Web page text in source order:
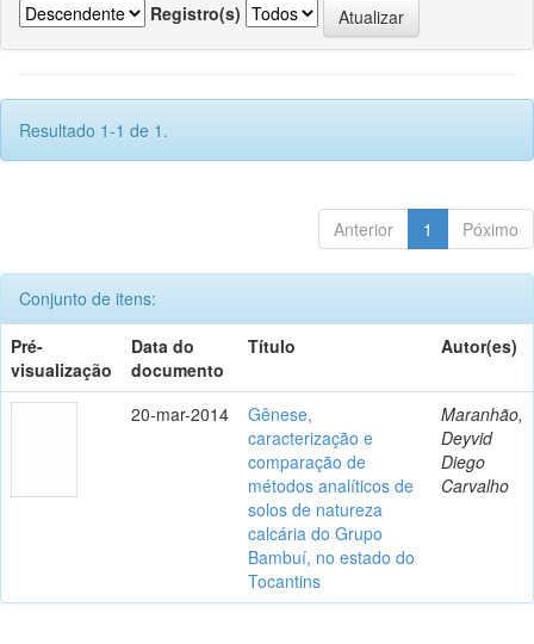
Registro(s)
Resultado 1-1 de 1.
Anterior 1 Póximo
Conjunto de itens:
Pré-
visualização
Data do
documento
Título Autor(es)
20-mar-2014
Gênese,
caracterização e
comparação de
métodos analíticos de
solos de natureza
calcária do Grupo
Bambuí, no estado do
Tocantins
Maranhão,
Deyvid
Diego
Carvalho